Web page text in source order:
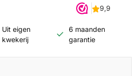
Uit eigen
kwekerij
6 maanden
garantie